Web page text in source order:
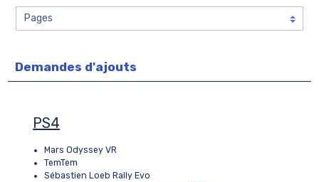
Demandes d'ajouts
PS4
Mars Odyssey VR
TemTem
Sébastien Loeb Rally Evo